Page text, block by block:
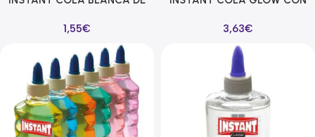
BOTELLA 180ML C/SURTIDOS
1,55€
BOTELLA 147ML CAJA
EXPOSITORA – 6 UND-
C/SURTIDOS
3,63€